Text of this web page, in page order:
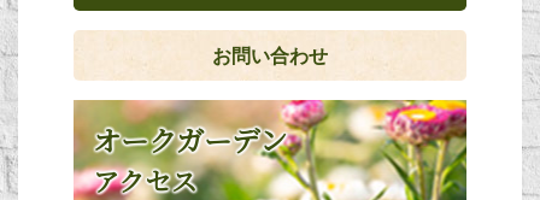
お問い合わせ
オークガーデン
アクセス